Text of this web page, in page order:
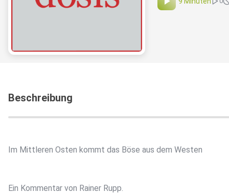
Beschreibung
Im Mittleren Osten kommt das Böse aus dem Westen
Ein Kommentar von Rainer Rupp.